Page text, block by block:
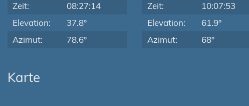
Zeit:
08:27:14
Elevation:
37.8°
Azimut:
78.6°
Zeit:
10:07:53
Elevation:
61.9°
Azimut:
68°
Karte